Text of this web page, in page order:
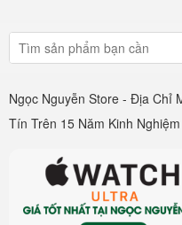
Ngọc Nguyễn Store - Địa Chỉ
Tín Trên 15 Năm Kinh